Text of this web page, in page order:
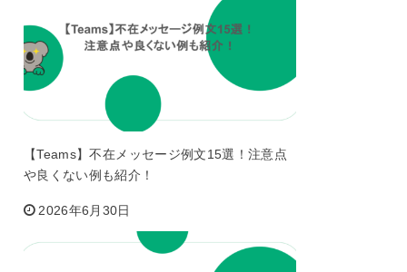
【Teams】不在メッセージ例文15選！注意点
や良くない例も紹介！
2026年6月30日